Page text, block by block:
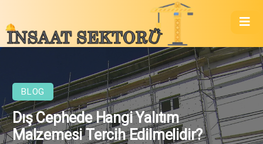
BLOG
Dış Cephede Hangi Yalıtım
Malzemesi Tercih Edilmelidir?